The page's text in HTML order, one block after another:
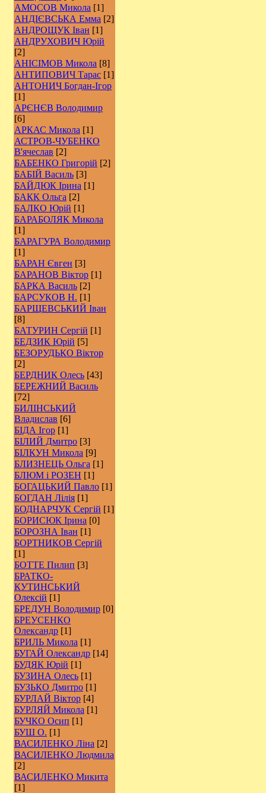
АМОСОВ Микола [1]
АНДІЄВСЬКА Емма [2]
АНДРОЩУК Іван [1]
АНДРУХОВИЧ Юрій
[2]
АНІСІМОВ Микола [8]
АНТИПОВИЧ Тарас [1]
АНТОНИЧ Богдан-Ігор
[1]
АРЄНЄВ Володимир
[6]
АРКАС Микола [1]
АСТРОВ-ЧУБЕНКО
В'ячеслав [2]
БАБЕНКО Григорій [2]
БАБІЙ Василь [3]
БАЙДЮК Ірина [1]
БАКК Ольга [2]
БАЛКО Юрій [1]
БАРАБОЛЯК Микола
[1]
БАРАГУРА Володимир
[1]
БАРАН Євген [3]
БАРАНОВ Віктор [1]
БАРКА Василь [2]
БАРСУКОВ Н. [1]
БАРЩЕВСЬКИЙ Іван
[8]
БАТУРИН Сергій [1]
БЕДЗИК Юрій [5]
БЕЗОРУДЬКО Віктор
[2]
БЕРДНИК Олесь [43]
БЕРЕЖНИЙ Василь
[72]
БИЛІНСЬКИЙ
Владислав [6]
БІДА Ігор [1]
БІЛИЙ Дмитро [3]
БІЛКУН Микола [9]
БЛИЗНЕЦЬ Ольга [1]
БЛЮМ і РОЗЕН [1]
БОГАЦЬКИЙ Павло [1]
БОГДАН Лілія [1]
БОДНАРЧУК Сергій [1]
БОРИСЮК Ірина [0]
БОРОЗНА Іван [1]
БОРТНИКОВ Сергій
[1]
БОТТЕ Пилип [3]
БРАТКО-
КУТИНСЬКИЙ
Олексій [1]
БРЕДУН Володимир [0]
БРЕУСЕНКО
Олександр [1]
БРИЛЬ Микола [1]
БУГАЙ Олександр [14]
БУДЯК Юрій [1]
БУЗИНА Олесь [1]
БУЗЬКО Дмитро [1]
БУРЛАЙ Віктор [4]
БУРЛЯЙ Микола [1]
БУЧКО Осип [1]
БУШ О. [1]
ВАСИЛЕНКО Ліна [2]
ВАСИЛЕНКО Людмила
[2]
ВАСИЛЕНКО Микита
[1]